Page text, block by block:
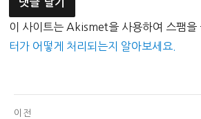
이 사이트는 Akismet을 사용하여 스팸을
터가 어떻게 처리되는지 알아보세요.
글
이전